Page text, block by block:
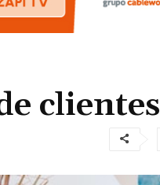
clientes